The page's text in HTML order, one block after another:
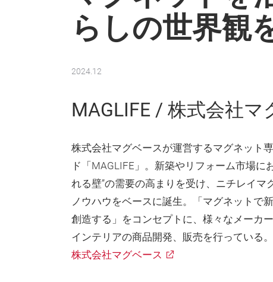
らしの世界観
2024.12
MAGLIFE / 株式会社マ
株式会社マグベースが運営するマグネット
ド「MAGLIFE」。新築やリフォーム市場に
れる壁”の需要の高まりを受け、ニチレイマ
ノウハウをベースに誕生。「マグネットで
創造する」をコンセプトに、様々なメーカ
インテリアの商品開発、販売を行っている。
株式会社マグベース